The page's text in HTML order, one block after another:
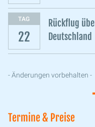
TAG
22
Rückflug
Deutschland
- Änderungen vorbehalten -
Termine & Preise